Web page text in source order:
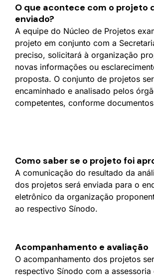
O que acontece com o projeto
enviado?
A equipe do Núcleo de Projetos
projeto em conjunto com a
preciso, solicitará à organização
novas informações ou
proposta. O conjunto de projetos
encaminhado e analisado pelos
competentes, conforme
Como saber se o projeto foi
A comunicação do resultado da
dos projetos será enviada para o
eletrônico da organização
ao respectivo Sínodo.
Acompanhamento e avaliação
O acompanhamento dos projetos
respectivo Sínodo com a assessoria